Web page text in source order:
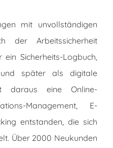
mit unvollständigen
der Arbeitssicherheit
Sicherheits-Logbuch,
später als digitale
daraus eine Online-
Management, E-
entstanden, die sich
Über 2000 Neukunden